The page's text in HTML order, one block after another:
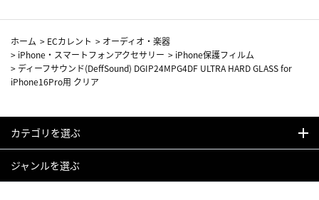
ホーム > ECカレント > オーディオ・楽器
> iPhone・スマートフォンアクセサリー > iPhone保護フィルム
> ディーフサウンド(DeffSound) DGIP24MPG4DF ULTRA HARD GLASS for
iPhone16Pro用 クリア
カテゴリを選ぶ
ジャンルを選ぶ